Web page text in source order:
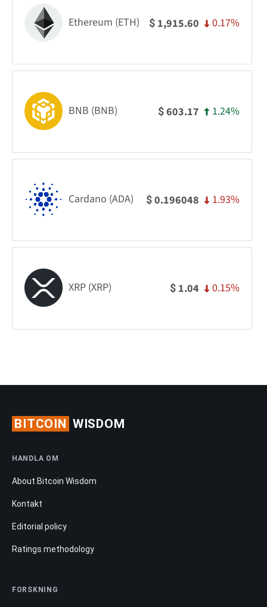
Ethereum (ETH) $ 1,915.60 0.17%
BNB (BNB) $603.17 1.24%
Cardano (ADA) $0.196048 1.93%
XRP (XRP) $ 1.04 0.15%
BITCOIN WISDOM
HANDLA OM
About Bitcoin Wisdom
Kontakt
Editorial policy
Ratings methodology
FORSKNING